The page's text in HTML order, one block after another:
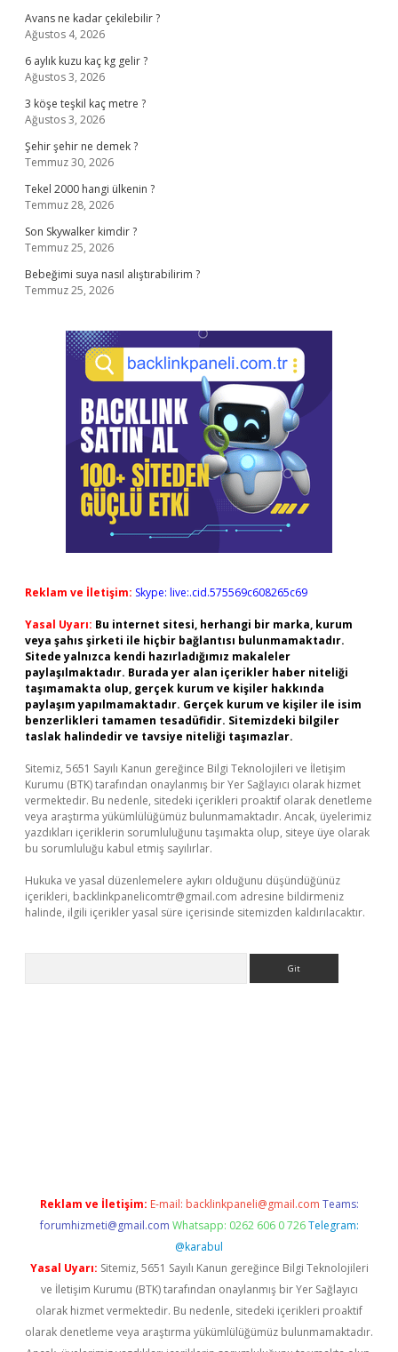
Avans ne kadar çekilebilir ?
Ağustos 4, 2026
6 aylık kuzu kaç kg gelir ?
Ağustos 3, 2026
3 köşe teşkil kaç metre ?
Ağustos 3, 2026
Şehir şehir ne demek ?
Temmuz 30, 2026
Tekel 2000 hangi ülkenin ?
Temmuz 28, 2026
Son Skywalker kimdir ?
Temmuz 25, 2026
Bebeğimi suya nasıl alıştırabilirim ?
Temmuz 25, 2026
Reklam ve İletişim: Skype: live:.cid.575569c608265c69
Yasal Uyarı: Bu internet sitesi, herhangi bir marka, kurum
veya şahıs şirketi ile hiçbir bağlantısı bulunmamaktadır.
Sitede yalnızca kendi hazırladığımız makaleler
paylaşılmaktadır. Burada yer alan içerikler haber niteliği
taşımamakta olup, gerçek kurum ve kişiler hakkında
paylaşım yapılmamaktadır. Gerçek kurum ve kişiler ile isim
benzerlikleri tamamen tesadüfidir. Sitemizdeki bilgiler
taslak halindedir ve tavsiye niteliği taşımazlar.
Sitemiz, 5651 Sayılı Kanun gereğince Bilgi Teknolojileri ve İletişim
Kurumu (BTK) tarafından onaylanmış bir Yer Sağlayıcı olarak hizmet
vermektedir. Bu nedenle, sitedeki içerikleri proaktif olarak denetleme
veya araştırma yükümlülüğümüz bulunmamaktadır. Ancak, üyelerimiz
yazdıkları içeriklerin sorumluluğunu taşımakta olup, siteye üye olarak
bu sorumluluğu kabul etmiş sayılırlar.
Hukuka ve yasal düzenlemelere aykırı olduğunu düşündüğünüz
içerikleri, backlinkpanelicomtr@gmail.com adresine bildirmeniz
halinde, ilgili içerikler yasal süre içerisinde sitemizden kaldırılacaktır.
Reklam ve İletişim: E-mail: backlinkpaneli@gmail.com Teams:
forumhizmeti@gmail.com Whatsapp: 0262 606 0 726 Telegram:
@karabul
Yasal Uyarı: Sitemiz, 5651 Sayılı Kanun gereğince Bilgi Teknolojileri
ve İletişim Kurumu (BTK) tarafından onaylanmış bir Yer Sağlayıcı
olarak hizmet vermektedir. Bu nedenle, sitedeki içerikleri proaktif
olarak denetleme veya araştırma yükümlülüğümüz bulunmamaktadır.